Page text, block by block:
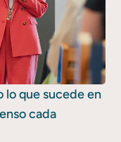
que sucede en
cada